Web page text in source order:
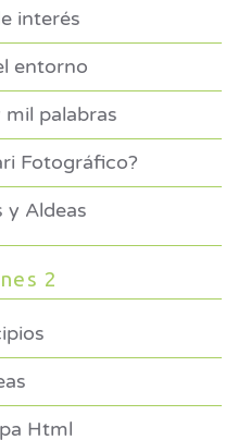
interés
entorno
palabras
Fotográfico?
y Aldeas
2
Html